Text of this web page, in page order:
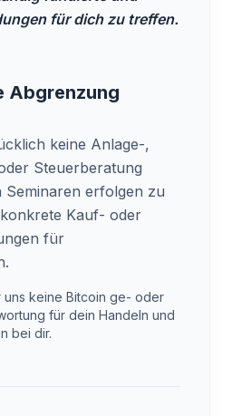
für dich zu treffen.
Abgrenzung
keine Anlage-,
Steuerberatung
erfolgen zu
Kauf- oder
für
keine Bitcoin ge- oder
für dein Handeln und
bei dir.